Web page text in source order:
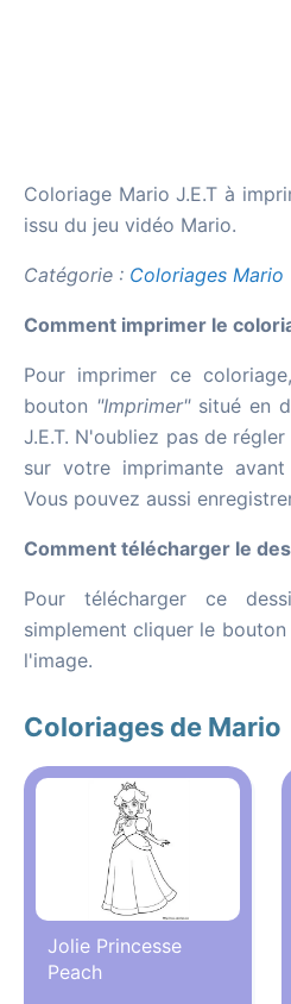
Coloriage Mario J.E.T à
issu du jeu vidéo Mario.
Catégorie : Coloriages Mario
Comment imprimer le
Pour imprimer ce
bouton "Imprimer"situé en
J.E.T. N'oubliez pas de
sur votre imprimante
Vous pouvez aussi
Comment télécharger le
Pour télécharger ce
simplement cliquer le bouton
l'image.
Coloriages de Mario
Jolie Princesse
Peach